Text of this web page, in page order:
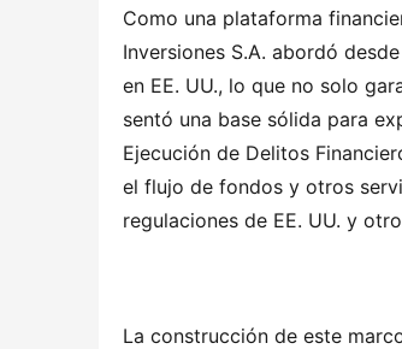
Como una plataforma
Inversiones S.A. abordó
en EE. UU., lo que no solo
sentó una base sólida para
Ejecución de Delitos
el flujo de fondos y otros
regulaciones de EE. UU. y
La construcción de este